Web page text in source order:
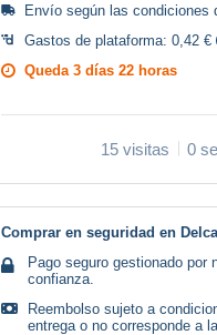
Envío según las condiciones
Gastos de plataforma: 0,42 €
Queda 3 días 22 horas
15 visitas 0
Comprar en seguridad en
Pago seguro gestionado por
confianza.
Reembolso sujeto a
entrega o no corresponde a